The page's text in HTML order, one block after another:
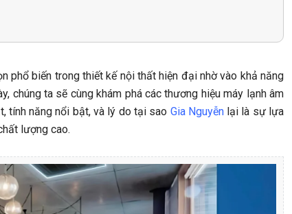
phổ biến trong thiết kế nội thất hiện đại nhờ vào khả năng
chúng ta sẽ cùng khám phá các thương hiệu máy lạnh âm
tính năng nổi bật, và lý do tại sao Gia Nguyễnlại là sự lựa
lượng cao.